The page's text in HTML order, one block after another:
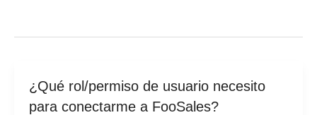
¿Qué rol/permiso de usuario necesito
para conectarme a FooSales?
¿Qué
rol/permiso